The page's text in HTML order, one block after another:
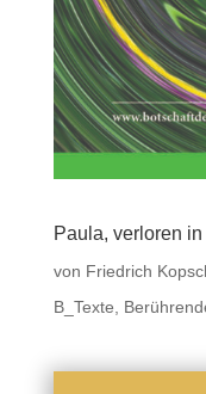
Paula, verloren
von Friedrich
B_Texte